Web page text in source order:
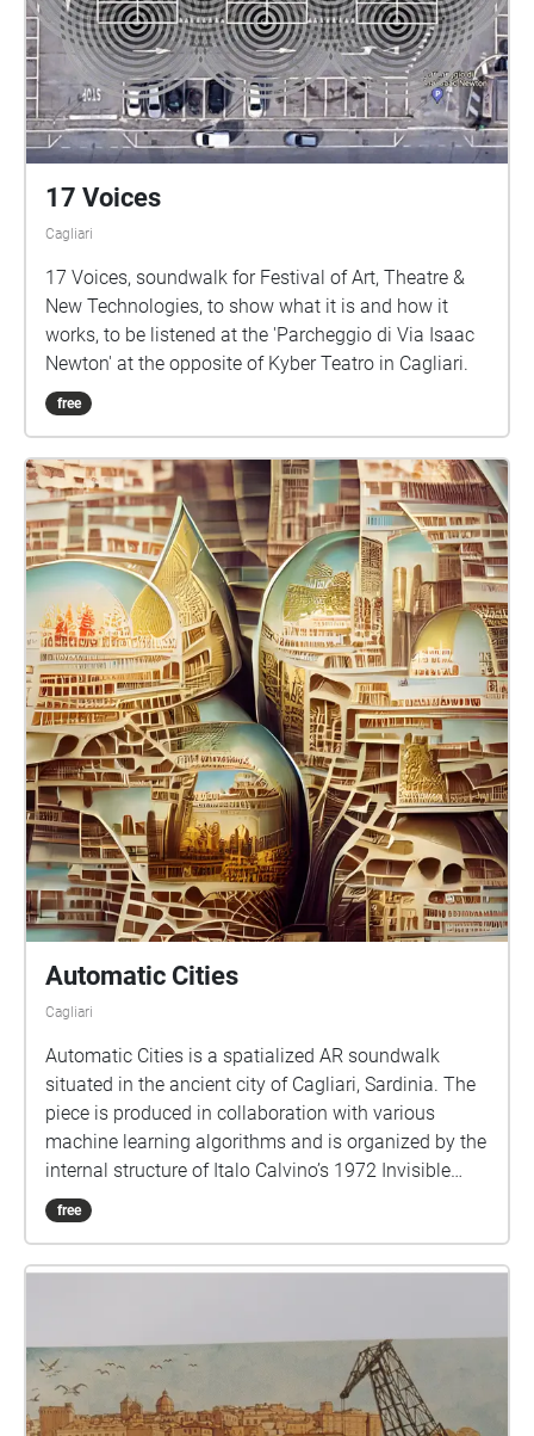
17 Voices
Cagliari
17 Voices, soundwalk for Festival of Art, Theatre &
New Technologies, to show what it is and how it
works, to be listened at the 'Parcheggio di Via Isaac
Newton' at the opposite of Kyber Teatro in Cagliari.
free
Automatic Cities
Cagliari
Automatic Cities is a spatialized AR soundwalk
situated in the ancient city of Cagliari, Sardinia. The
piece is produced in collaboration with various
machine learning algorithms and is organized by the
internal structure of Italo Calvino’s 1972 Invisible
free